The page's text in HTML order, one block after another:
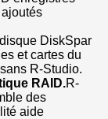
DiskSpar
et cartes du
R-Studio.
RAID.R-
des
aide